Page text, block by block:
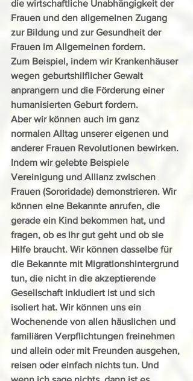
die wirtschaftliche Unabhängigkeit der
Frauen und den allgemeinen Zugang
zur Bildung und zur Gesundheit der
Frauen im Allgemeinen fordern.
Zum Beispiel, indem wir Krankenhäuser
wegen geburtshilflicher Gewalt
anprangern und die Förderung einer
humanisierten Geburt fordern.
Aber wir können auch im ganz
normalen Alltag unserer eigenen und
anderer Frauen Revolutionen bewirken.
Indem wir gelebte Beispiele
Vereinigung und Allianz zwischen
Frauen (Sororidade) demonstrieren. Wir
können eine Bekannte anrufen, die
gerade ein Kind bekommen hat, und
fragen, ob es ihr gut geht und ob sie
Hilfe braucht. Wir können dasselbe für
die Bekannte mit Migrationshintergrund
tun, die nicht in die akzeptierende
Gesellschaft inkludiert ist und sich
isoliert hat. Wir können uns ein
Wochenende von allen häuslichen und
familiären Verpflichtungen freinehmen
und allein oder mit Freunden ausgehen,
reisen oder einfach nichts tun. Und